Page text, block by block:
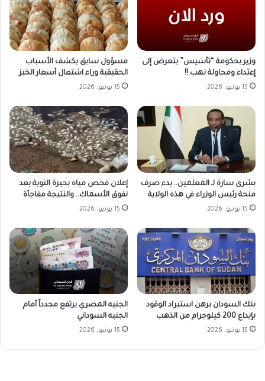
وزير بحكومة “تأسيس” يتعرض إلى
إعتداء ومحاولة نهب !!
15 يونيو، 2026
مسؤول سابق يكشف الأسباب
الحقيقية وراء اشتعال أسعار الخبز
15 يونيو، 2026
بشرى سارة لـ المعلمين.. بدء صرف
منحة رئيس الوزراء في هذه الولاية
15 يونيو، 2026
إعلان فحص مياه بحيرة النوبة بعد
نفوق الأسماك.. والنتيجة مفاجأة
15 يونيو، 2026
بنك السودان يرهن استيراد الوقود
بإيداع 200 كيلوجرام من الذهب
15 يونيو، 2026
الجنيه المصري يرتفع مجدداً أمام
الجنيه السوداني
15 يونيو، 2026